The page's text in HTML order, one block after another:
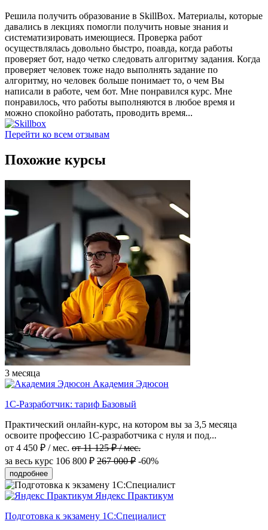
Решила получить образование в SkillBox. Материалы, которые
давались в лекциях помогли получить новые знания и
систематизировать имеющиеся. Проверка работ
осуществлялась довольно быстро, поавда, когда работы
проверяет бот, надо четко следовать алгоритму задания. Когда
проверяет человек тоже надо выполнять задание по
алгоритму, но человек больше понимает то, о чем Вы
написали в работе, чем бот. Мне понравился курс. Мне
понравилось, что работы выполняются в любое время и
можно спокойно работать, проводить время...
Перейти ко всем отзывам
Похожие курсы
3 месяца
Академия Эдюсон
1С-Разработчик: тариф Базовый
Практический онлайн-курс, на котором вы за 3,5 месяца
освоите профессию 1С-разработчика с нуля и под...
от 4 450 ₽ / мес. от 11 125 ₽ / мес.
за весь курс 106 800 ₽ 267 000 ₽ -60%
подробнее
Яндекс Практикум
Подготовка к экзамену 1С:Специалист